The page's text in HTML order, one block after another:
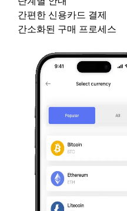
간편한 신용카드 결제
간소화된 구매 프로세스